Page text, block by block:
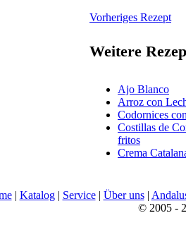
Vorheriges Rezept
Weitere
Ajo Blanco
Arroz con
Codornices
Costillas de
fritos
Crema
| Katalog| Service| Über uns|
© 2005 -